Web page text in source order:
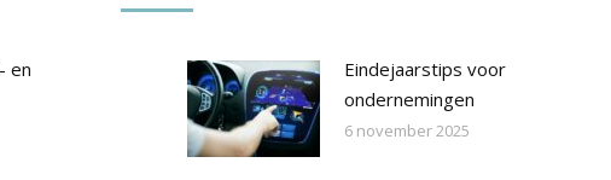
en
Eindejaarstips voor
ondernemingen
6 november 2025